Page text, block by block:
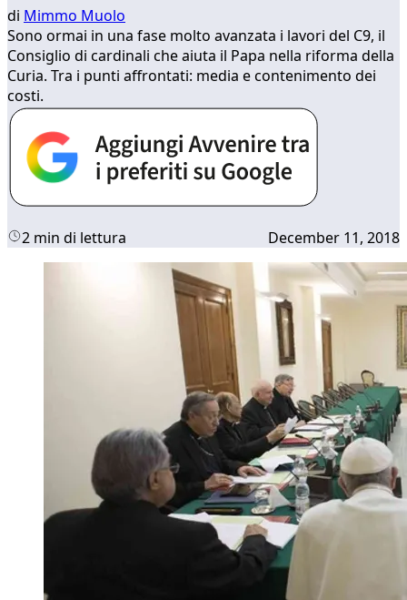
di Mimmo Muolo
Sono ormai in una fase molto avanzata i lavori del C9, il
Consiglio di cardinali che aiuta il Papa nella riforma della
Curia. Tra i punti affrontati: media e contenimento dei
costi.
2 min di lettura December 11, 2018